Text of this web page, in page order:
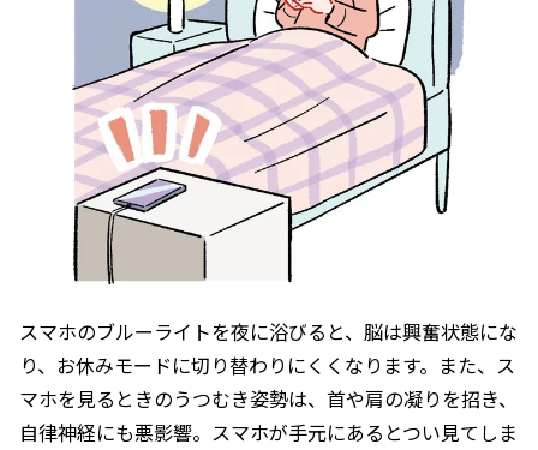
スマホのブルーライトを夜に浴びると、脳は興奮状態にな
り、お休みモードに切り替わりにくくなります。また、ス
マホを見るときのうつむき姿勢は、首や肩の凝りを招き、
自律神経にも悪影響。スマホが手元にあるとつい見てしま